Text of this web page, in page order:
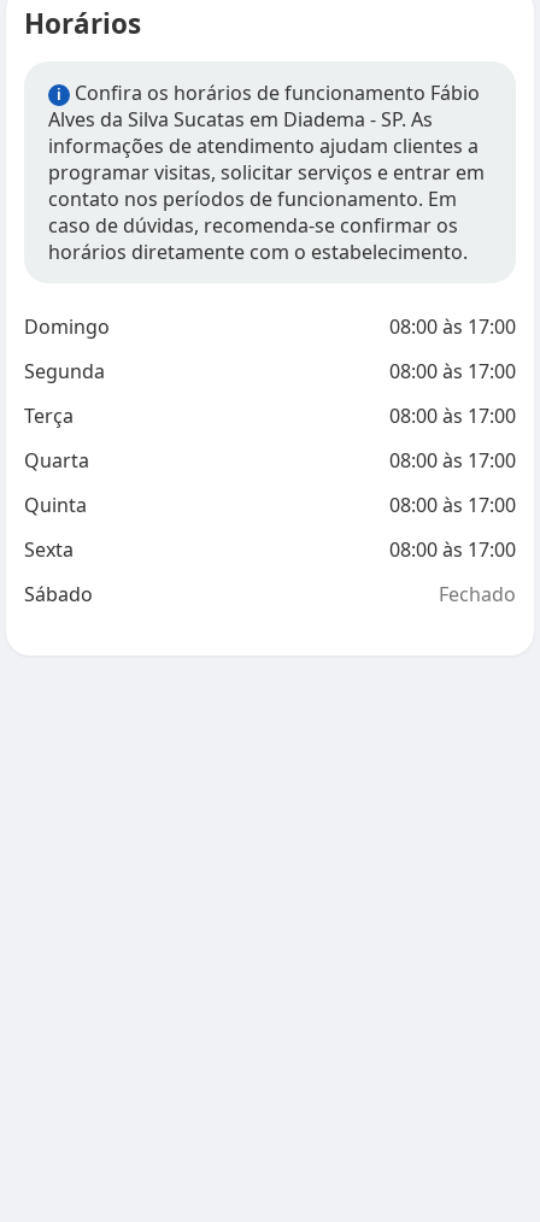
Horários
i
Confira os horários de funcionamento Fábio
Alves da Silva Sucatas em Diadema - SP. As
informações de atendimento ajudam clientes a
programar visitas, solicitar serviços e entrar em
contato nos períodos de funcionamento. Em
caso de dúvidas, recomenda-se confirmar os
horários diretamente com o estabelecimento.
Domingo 08:00às 17:00
Segunda
08:00às 17:00
Terça
08:00às 17:00
Quarta
08:00às 17:00
Quinta
08:00às 17:00
Sexta
08:00às 17:00
Sábado
Fechado